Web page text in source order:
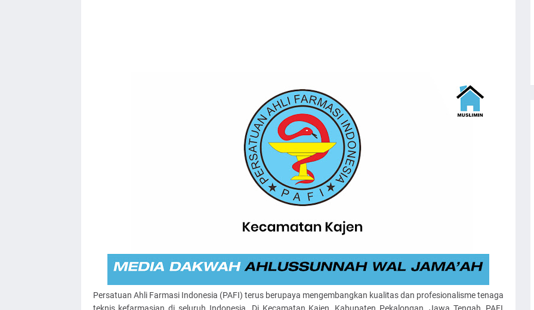
Persatuan Ahli Farmasi Indonesia (PAFI) terus berupaya mengembangkan kualitas dan profesionalisme tenaga